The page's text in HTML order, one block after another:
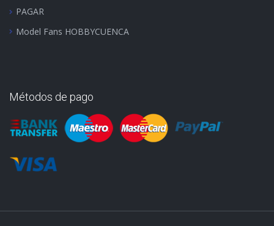
PAGAR
Model Fans HOBBYCUENCA
Métodos de pago